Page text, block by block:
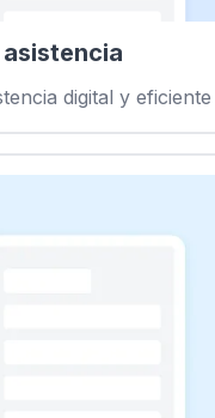
digital y eficiente